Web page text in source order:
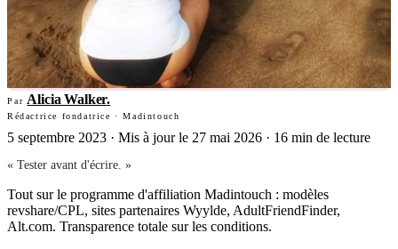
Par Alicia Walker.
Rédactrice fondatrice · Madintouch
5 septembre 2023 · Mis à jour le 27 mai 2026 · 16 min de lecture
« Tester avant d'écrire. »
Tout sur le programme d'affiliation Madintouch : modèles
revshare/CPL, sites partenaires Wyylde, AdultFriendFinder,
Alt.com. Transparence totale sur les conditions.